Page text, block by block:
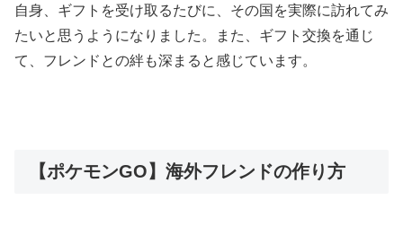
自身、ギフトを受け取るたびに、その国を実際に訪れてみ
たいと思うようになりました。また、ギフト交換を通じ
て、フレンドとの絆も深まると感じています。
【ポケモンGO】海外フレンドの作り方